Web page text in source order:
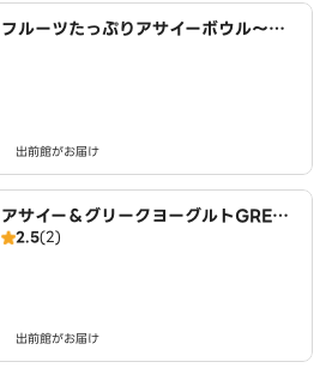
フルーツたっぷりアサイーボウル～ワ
出前館がお届け
アサイー＆グリークヨーグルトGREEK
SPOON 宇治小倉店
2.5(2)
出前館がお届け